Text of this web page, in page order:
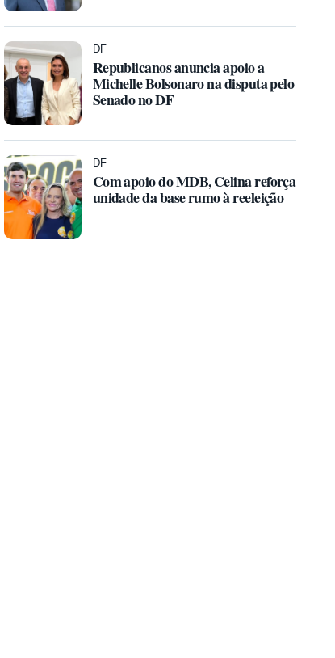
DF
Republicanos anuncia apoio a
Michelle Bolsonaro na disputa pelo
Senado no DF
DF
Com apoio do MDB, Celina reforça
unidade da base rumo à reeleição